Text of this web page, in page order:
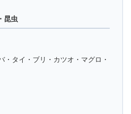
昆虫
・タイ・ブリ・カツオ・マグロ・